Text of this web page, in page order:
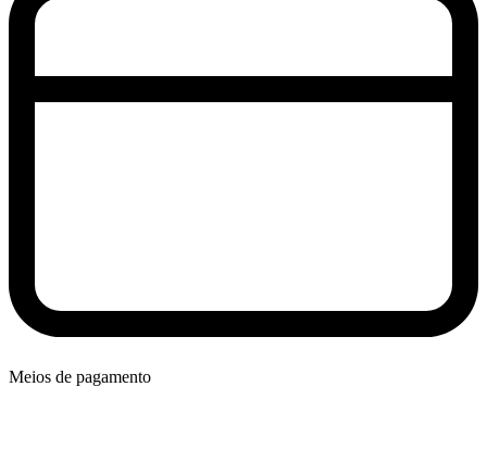
Meios de pagamento